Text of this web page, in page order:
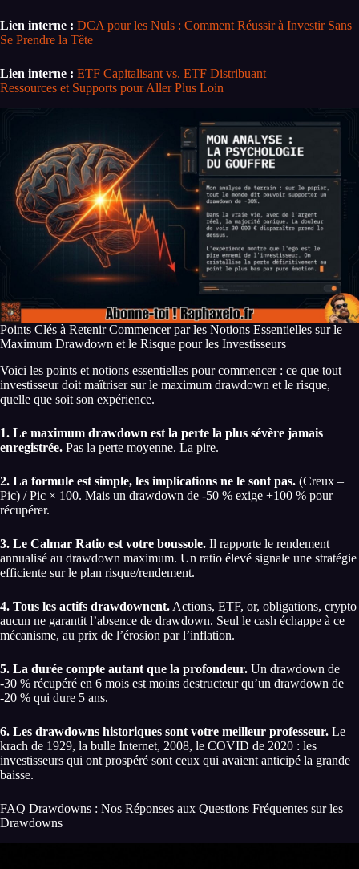
Lien interne : DCA pour les Nuls : Comment Réussir à Investir Sans
Se Prendre la Tête
Lien interne : ETF Capitalisant vs. ETF Distribuant
Ressources et Supports pour Aller Plus Loin
Points Clés à Retenir Commencer par les Notions Essentielles sur le
Maximum Drawdown et le Risque pour les Investisseurs
Voici les points et notions essentielles pour commencer : ce que tout
investisseur doit maîtriser sur le maximum drawdown et le risque,
quelle que soit son expérience.
1. Le maximum drawdown est la perte la plus sévère jamais
enregistrée. Pas la perte moyenne. La pire.
2. La formule est simple, les implications ne le sont pas. (Creux –
Pic) / Pic × 100. Mais un drawdown de -50 % exige +100 % pour
récupérer.
3. Le Calmar Ratio est votre boussole. Il rapporte le rendement
annualisé au drawdown maximum. Un ratio élevé signale une stratégie
efficiente sur le plan risque/rendement.
4. Tous les actifs drawdownent. Actions, ETF, or, obligations, crypto
aucun ne garantit l’absence de drawdown. Seul le cash échappe à ce
mécanisme, au prix de l’érosion par l’inflation.
5. La durée compte autant que la profondeur. Un drawdown de
-30 % récupéré en 6 mois est moins destructeur qu’un drawdown de
-20 % qui dure 5 ans.
6. Les drawdowns historiques sont votre meilleur professeur. Le
krach de 1929, la bulle Internet, 2008, le COVID de 2020 : les
investisseurs qui ont prospéré sont ceux qui avaient anticipé la grande
baisse.
FAQ Drawdowns : Nos Réponses aux Questions Fréquentes sur les
Drawdowns